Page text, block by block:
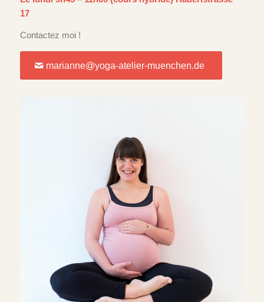
17
Contactez moi !
marianne@yoga-atelier-muenchen.de